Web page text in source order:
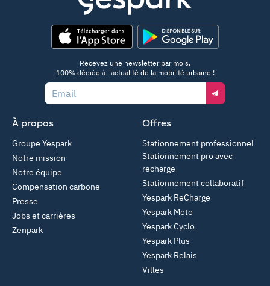
Recevez une newsletter par mois,
100% dédiée à l'actualité de la mobilité urbaine !
À propos
Groupe Yespark
Notre mission
Notre équipe
Compensation carbone
Presse
Jobs et carrières
Zenpark
Offres
Stationnement professionnel
Stationnement pro avec
recharge
Stationnement collaboratif
Yespark ReCharge
Yespark Moto
Yespark Cyclo
Yespark Plus
Yespark Relais
Villes